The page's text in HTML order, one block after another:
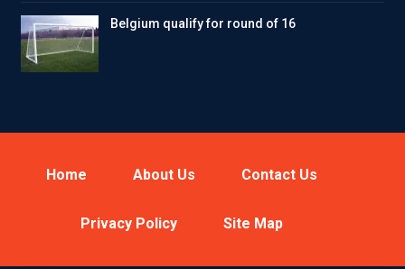
Belgium qualify for round of 16
Home About Us Contact Us
Privacy Policy Site Map